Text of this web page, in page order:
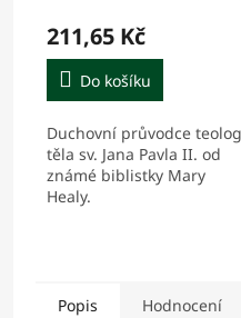
211,65 Kč
Do košíku
Duchovní průvodce
těla sv. Jana Pavla II. od
známé biblistky Mary
Healy.
Popis Hodnocení